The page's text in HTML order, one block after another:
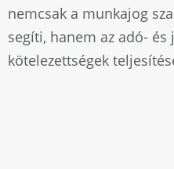
nemcsak a munkajog
segíti, hanem az adó- és
kötelezettségek